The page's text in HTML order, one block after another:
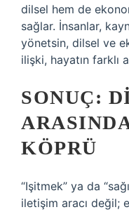
dilsel hem de
sağlar. İnsanlar,
yönetsin, dilsel ve
ilişki, hayatın farklı
SONUÇ:
KÖPRÜ
“Işitmek” ya da
iletişim aracı değil;